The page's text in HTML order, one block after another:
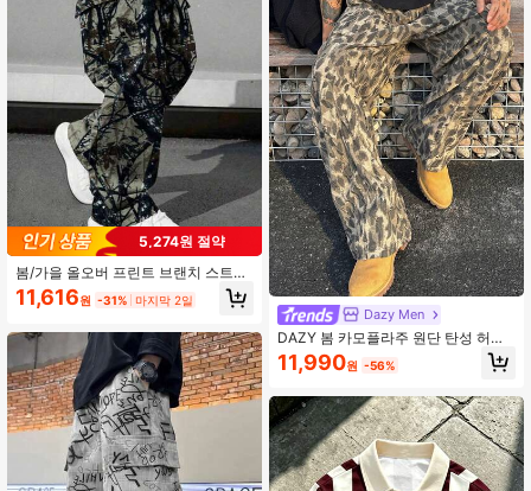
5,274원 절약
봄/가을 올오버 프린트 브랜치 스트레
이트 레그 카고 팬츠, 남성용 멀티 포
켓 루즈 힙합 캐주얼 롱 팬츠
11,616원 -31% 마지막 2일
Dazy Men
DAZY 봄 카모플라주 원단 탄성 허리
스트리트웨어 남성 바지
11,990원 -56%